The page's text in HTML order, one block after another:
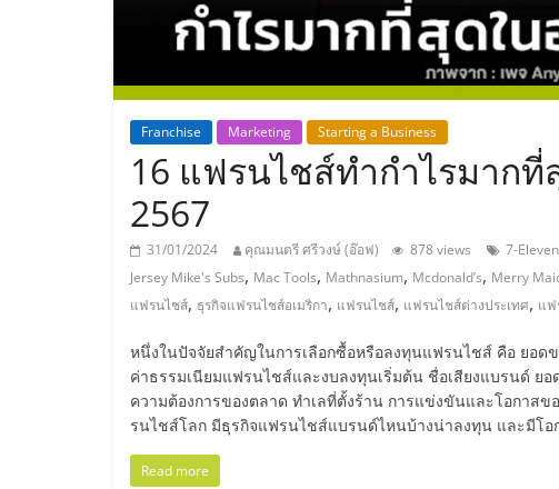
ส
เอ็
มอี
ไทย,
SMEs,
แฟ
รน
Franchise Marketing Starting a Business
16 แฟรนไชส์ทำกำไรมาก
2567
31/01/2024 คุณมนตรี ศรีวงษ์ (อ๊อฟ) 878 views 7-Eleven
Jersey Mike's Subs, Mac Tools, Mathnasium, Mcdonald’s, Merry
แฟรนไชส์, ธุรกิจแฟรนไชส์อเมริกา, แฟรนไชส์, แฟรนไชส์ต่างประเทศ, แฟ
หนึ่งในปัจจัยสำคัญในการเลือกซื้อหรือลงทุนแฟรนไชส์ คือ ยอด
ค่าธรรมเนียมแฟรนไชส์และงบลงทุนเริ่มต้น ชื่อเสียงแบรนด์ ย
ความต้องการของตลาด ทำเลที่ตั้งร้าน การแข่งขันและโอกาส
รนไชส์โลก มีธุรกิจแฟรนไชส์แบรนด์ไหนบ้างน่าลงทุน และมีโอ
Read more